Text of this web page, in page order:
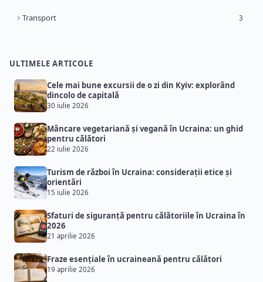
Transport 3
ULTIMELE ARTICOLE
Cele mai bune excursii de o zi din Kyiv: explorând
dincolo de capitală
30 iulie 2026
Mâncare vegetariană și vegană în Ucraina: un ghid
pentru călători
22 iulie 2026
Turism de război în Ucraina: considerații etice și
orientări
15 iulie 2026
Sfaturi de siguranță pentru călătoriile în Ucraina în
2026
21 aprilie 2026
Fraze esențiale în ucraineană pentru călători
19 aprilie 2026